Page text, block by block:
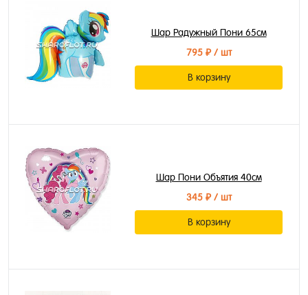
Шар Радужный Пони 65см
795 ₽/ шт
В корзину
Шар Пони Объятия 40см
345 ₽/ шт
В корзину